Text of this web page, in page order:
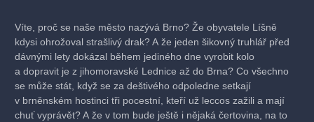
Víte, proč se naše město nazývá Brno? Že obyvatele Líšně
kdysi ohrožoval strašlivý drak? A že jeden šikovný truhlář před
dávnými lety dokázal během jediného dne vyrobit kolo
a dopravit je z jihomoravské Lednice až do Brna? Co všechno
se může stát, když se za deštivého odpoledne setkají
v brněnském hostinci tři pocestní, kteří už leccos zažili a mají
chuť vyprávět? A že v tom bude ještě i nějaká čertovina, na to